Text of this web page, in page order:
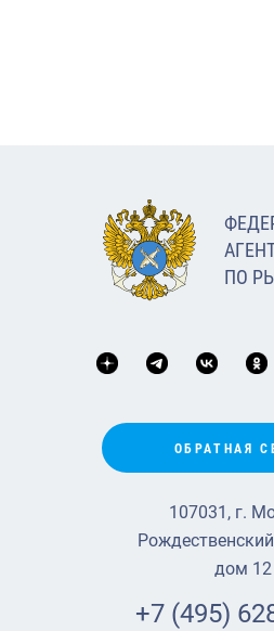
ПО
ОБРАТНАЯ
107031, г.
дом 12
+7 (495)